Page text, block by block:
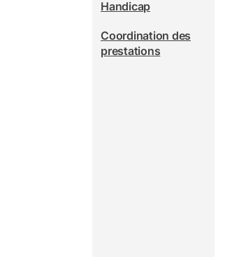
Handicap
Coordination des
prestations